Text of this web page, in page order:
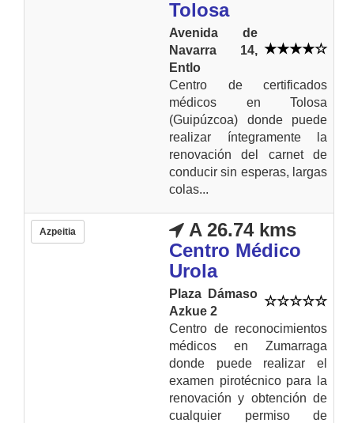
Tolosa
Avenida de
Navarra 14,
Entlo
Centro de certificados
médicos en Tolosa
(Guipúzcoa) donde puede
realizar íntegramente la
renovación del carnet de
conducir sin esperas, largas
colas...
Azpeitia
A 26.74 kms
Centro Médico
Urola
Plaza Dámaso
Azkue 2
Centro de reconocimientos
médicos en Zumarraga
donde puede realizar el
examen pirotécnico para la
renovación y obtención de
cualquier permiso de